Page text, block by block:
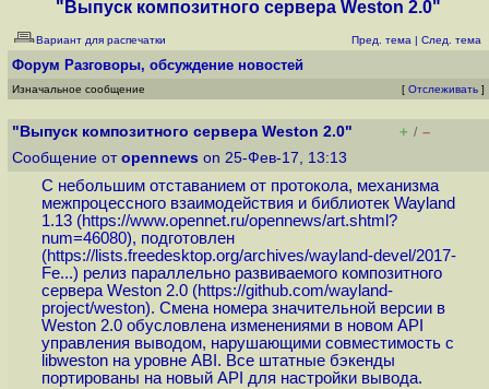
"Выпуск композитного сервера Weston 2.0"
Вариант для распечатки Пред. тема | След. тема
Форум Разговоры, обсуждение новостей
Изначальное сообщение [ Отслеживать ]
"Выпуск композитного сервера Weston 2.0" + / –
Сообщение от opennews on 25-Фев-17, 13:13
С небольшим отставанием от протокола, механизма
межпроцессного взаимодействия и библиотек Wayland
1.13 (https://www.opennet.ru/opennews/art.shtml?
num=46080), подготовлен
(https://lists.freedesktop.org/archives/wayland-devel/2017-
Fe...) релиз параллельно развиваемого композитного
сервера Weston 2.0 (https://github.com/wayland-
project/weston). Смена номера значительной версии в
Weston 2.0 обусловлена изменениями в новом API
управления выводом, нарушающими совместимость c
libweston на уровне ABI. Все штатные бэкенды
портированы на новый API для настройки вывода.